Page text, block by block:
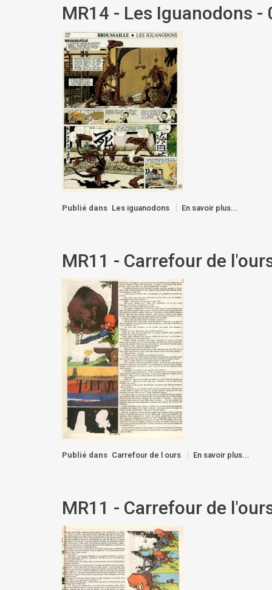
MR14 - Les Iguanodons -
Publié dans Les iguanodons En savoir plus...
MR11 - Carrefour de
Publié dans Carrefour de l ours En savoir plus...
MR11 - Carrefour de